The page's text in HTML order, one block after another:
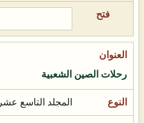
رحلات الصين الشعبية
المجلد التاسع عشر